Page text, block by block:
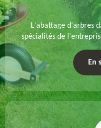
L'abattage d'arbres
spécialités de
un abattage direct ou
des particularités
En